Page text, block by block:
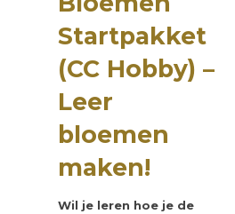
Startpakket
(CC Hobby) –
Leer
bloemen
maken!
Wil je leren hoe je de